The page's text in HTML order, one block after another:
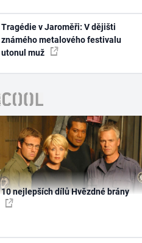
Tragédie v Jaroměři: V dějišti
známého metalového festivalu
utonul muž
10 nejlepších dílů Hvězdné brány